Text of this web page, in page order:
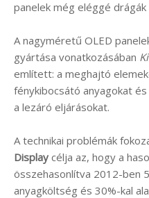
panelek még eléggé
A nagyméretű OLED
gyártása vonatkozásában
említett: a meghajtó
fénykibocsátó anyagokat
a lezáró eljárásokat.
A technikai problémák
Display célja az, hogy a
összehasonlítva 2012-ben
anyagköltség és 30%-kal